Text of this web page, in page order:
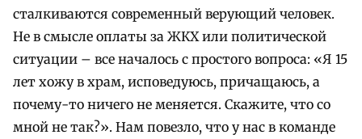
сталкиваются современный верующий человек.
Не в смысле оплаты за ЖКХ или политической
ситуации – все началось с простого вопроса: «Я 15
лет хожу в храм, исповедуюсь, причащаюсь, а
почему-то ничего не меняется. Скажите, что со
мной не так?». Нам повезло, что у нас в команде